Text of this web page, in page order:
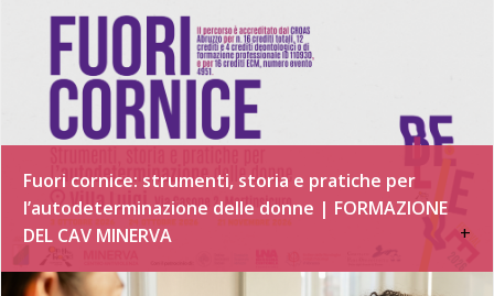
Fuori cornice: strumenti, storia e pratiche per
l’autodeterminazione delle donne | FORMAZIONE
DEL CAV MINERVA
+